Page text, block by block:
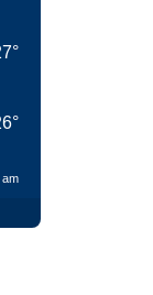
°
°
am